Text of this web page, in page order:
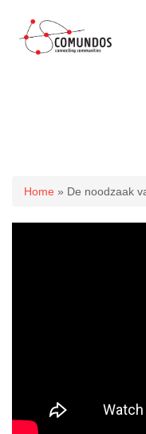
U bent hier
Home » De noodzaak